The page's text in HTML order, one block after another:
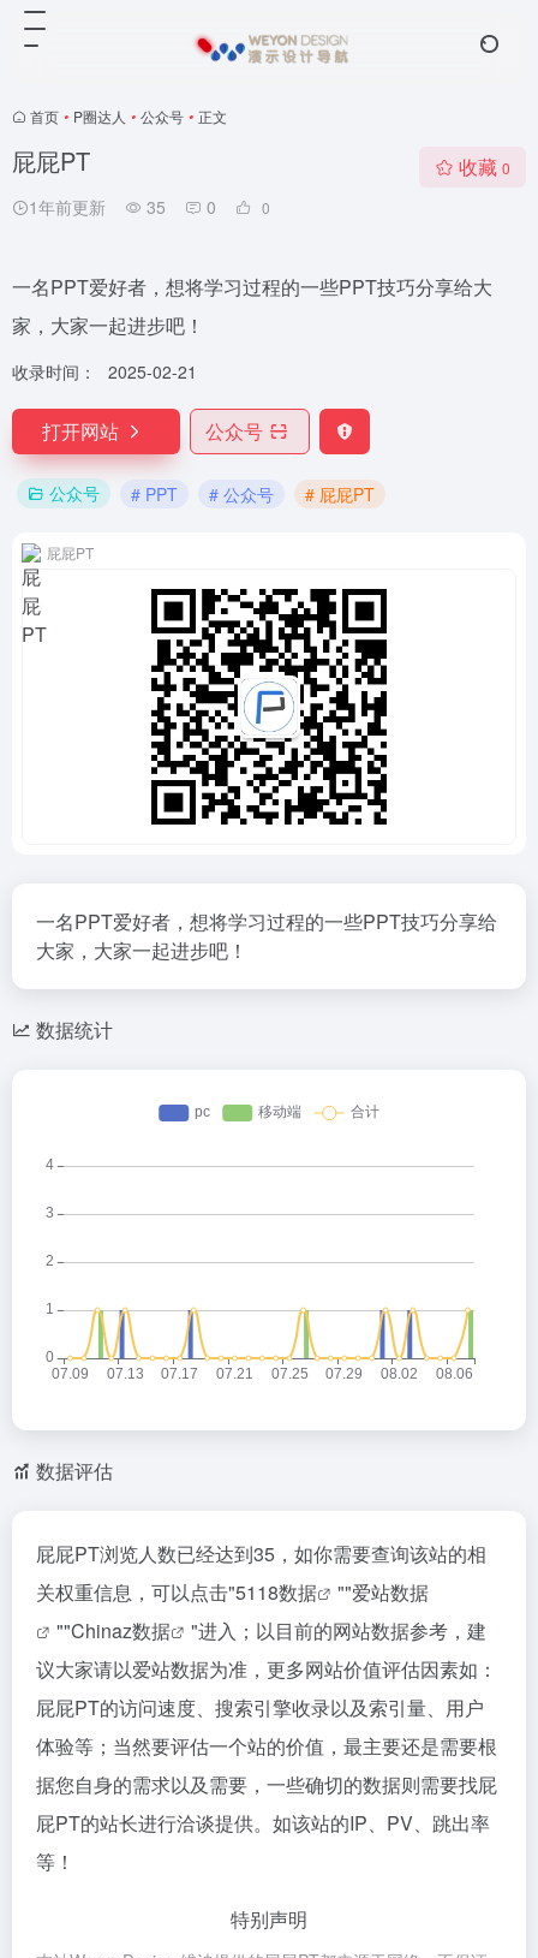
首页 • P圈达人 • 公众号 • 正文
屁屁PT
1年前更新 35 0 0
收藏 0
一名PPT爱好者，想将学习过程的一些PPT技巧分享给大
家，大家一起进步吧！
收录时间： 2025-02-21
打开网站 公众号
公众号 # PPT # 公众号 # 屁屁PT
屁屁PT
一名PPT爱好者，想将学习过程的一些PPT技巧分享给
大家，大家一起进步吧！
数据统计
数据评估
屁屁PT浏览人数已经达到35，如你需要查询该站的相
关权重信息，可以点击"5118数据 ""爱站数据
""Chinaz数据
"进入；以目前的网站数据参考，建
议大家请以爱站数据为准，更多网站价值评估因素如：
屁屁PT的访问速度、搜索引擎收录以及索引量、用户
体验等；当然要评估一个站的价值，最主要还是需要根
据您自身的需求以及需要，一些确切的数据则需要找屁
屁PT的站长进行洽谈提供。如该站的IP、PV、跳出率
等！
特别声明